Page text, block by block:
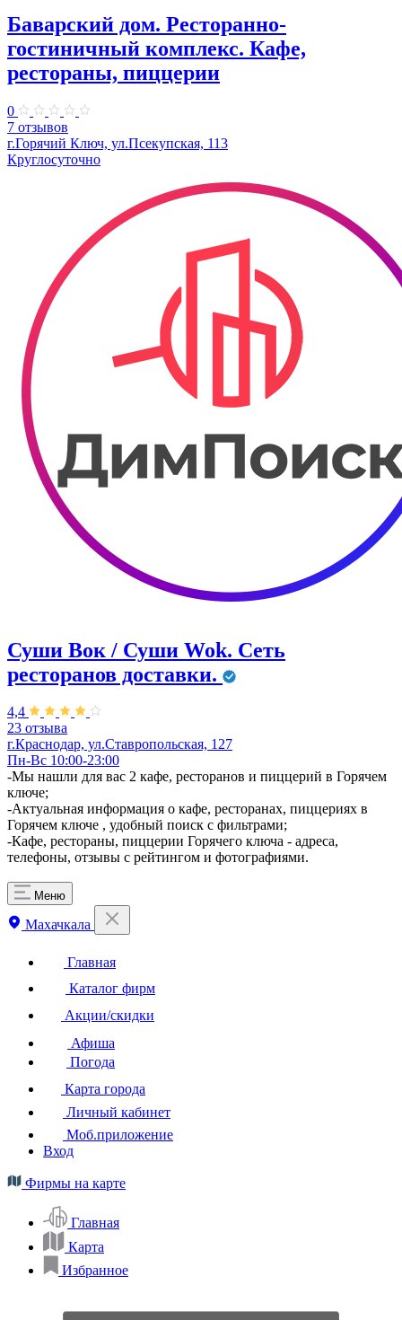
Баварский дом. Ресторанно-
гостиничный комплекс. Кафе,
рестораны, пиццерии
0
7 отзывов
г.Горячий Ключ, ул.Псекупская, 113
Круглосуточно
Суши Вок / Суши Wok. Сеть
ресторанов доставки.
4,4
23 отзыва
г.Краснодар, ул.Ставропольская, 127
Пн-Вс 10:00-23:00
-Мы нашли для вас 2 кафе, ресторанов и пиццерий в Горячем
ключе;
-Актуальная информация о кафе, ресторанах, пиццериях в
Горячем ключе , удобный поиск с фильтрами;
-Кафе, рестораны, пиццерии Горячего ключа - адреса,
телефоны, отзывы с рейтингом и фотографиями.
Меню
Махачкала
Главная
Каталог фирм
Акции/скидки
Афиша
Погода
Карта города
Личный кабинет
Моб.приложение
Вход
Фирмы на карте
Главная
Карта
Избранное